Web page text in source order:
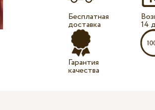
Бесплатная
доставка
Гарантия
качества
14